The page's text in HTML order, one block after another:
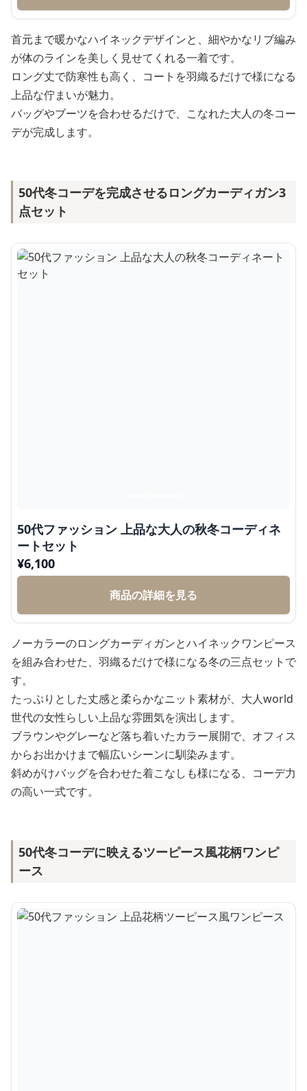
首元まで暖かなハイネックデザインと、細やかなリブ編み
が体のラインを美しく見せてくれる一着です。
ロング丈で防寒性も高く、コートを羽織るだけで様になる
上品な佇まいが魅力。
バッグやブーツを合わせるだけで、こなれた大人の冬コー
デが完成します。
50代冬コーデを完成させるロングカーディガン3
点セット
50代ファッション 上品な大人の秋冬コーディネ
ートセット
¥6,100
商品の詳細を見る
ノーカラーのロングカーディガンとハイネックワンピース
を組み合わせた、羽織るだけで様になる冬の三点セットで
す。
たっぷりとした丈感と柔らかなニット素材が、大人world
世代の女性らしい上品な雰囲気を演出します。
ブラウンやグレーなど落ち着いたカラー展開で、オフィス
からお出かけまで幅広いシーンに馴染みます。
斜めがけバッグを合わせた着こなしも様になる、コーデ力
の高い一式です。
50代冬コーデに映えるツーピース風花柄ワンピ
ース